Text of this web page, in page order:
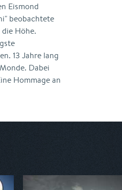
Eismond
beobachtete
die Höhe.
13 Jahre lang
Dabei
Hommage an